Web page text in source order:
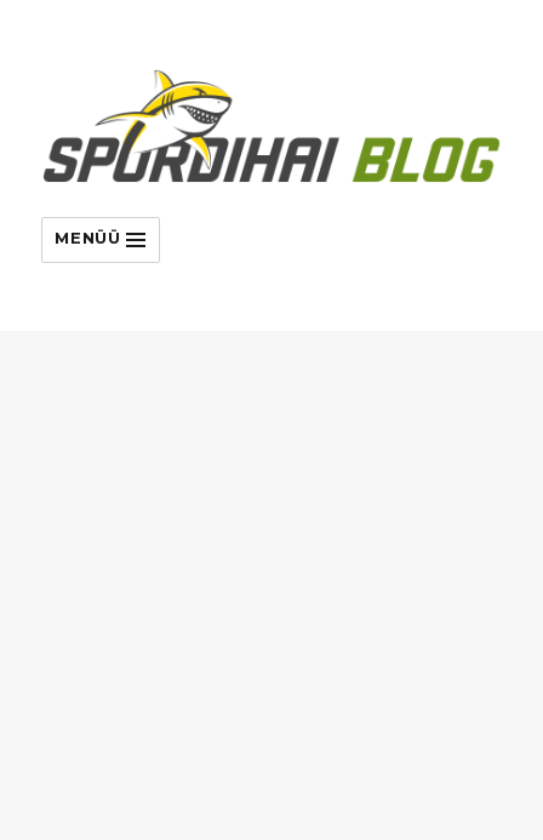
MENÜÜ